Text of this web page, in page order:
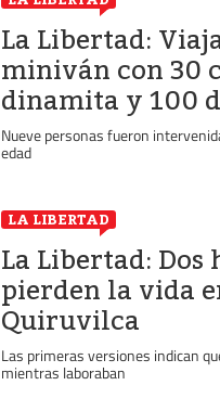
La Libertad:
miniván con 30
dinamita y 100
Nueve personas fueron
edad
LA LIBERTAD
La Libertad: Dos
pierden la vida
Quiruvilca
Las primeras versiones indican
mientras laboraban